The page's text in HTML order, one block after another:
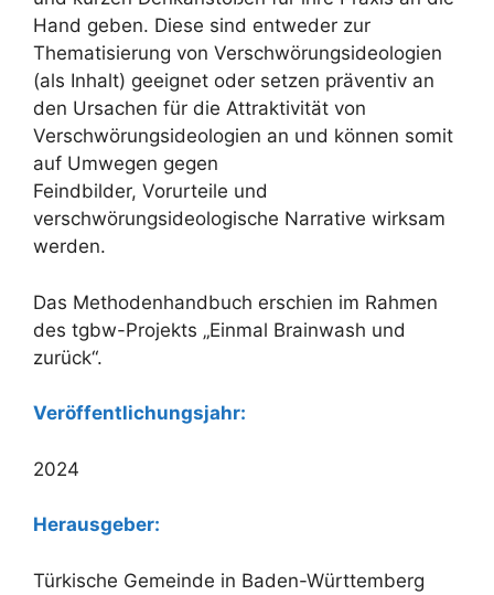
Hand geben. Diese sind entweder zur
Thematisierung von Verschwörungsideologien
(als Inhalt) geeignet oder setzen präventiv an
den Ursachen für die Attraktivität von
Verschwörungsideologien an und können somit
auf Umwegen gegen
Feindbilder, Vorurteile und
verschwörungsideologische Narrative wirksam
werden.
Das Methodenhandbuch erschien im Rahmen
des tgbw-Projekts „Einmal Brainwash und
zurück“.
Veröffentlichungsjahr:
2024
Herausgeber:
Türkische Gemeinde in Baden-Württemberg